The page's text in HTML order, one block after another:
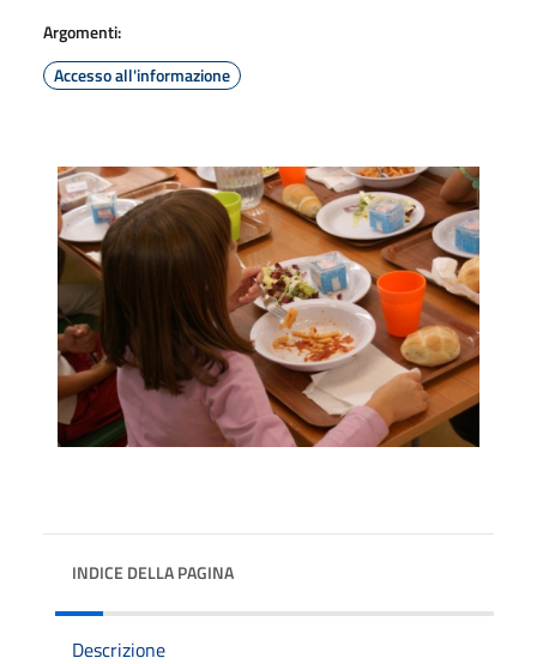
Argomenti:
Accesso all'informazione
INDICE DELLA PAGINA
Descrizione